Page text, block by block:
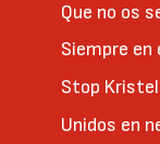
Que no os
Siempre en
Stop
Unidos en